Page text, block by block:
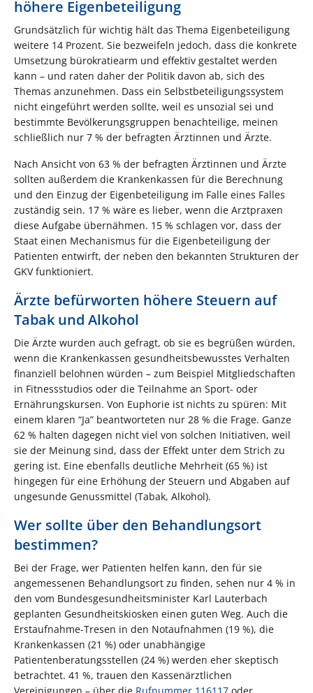
höhere Eigenbeteiligung
Grundsätzlich für wichtig hält das Thema Eigenbeteiligung
weitere 14 Prozent. Sie bezweifeln jedoch, dass die konkrete
Umsetzung bürokratiearm und effektiv gestaltet werden
kann – und raten daher der Politik davon ab, sich des
Themas anzunehmen. Dass ein Selbstbeteiligungssystem
nicht eingeführt werden sollte, weil es unsozial sei und
bestimmte Bevölkerungsgruppen benachteilige, meinen
schließlich nur 7 % der befragten Ärztinnen und Ärzte.
Nach Ansicht von 63 % der befragten Ärztinnen und Ärzte
sollten außerdem die Krankenkassen für die Berechnung
und den Einzug der Eigenbeteiligung im Falle eines Falles
zuständig sein. 17 % wäre es lieber, wenn die Arztpraxen
diese Aufgabe übernähmen. 15 % schlagen vor, dass der
Staat einen Mechanismus für die Eigenbeteiligung der
Patienten entwirft, der neben den bekannten Strukturen der
GKV funktioniert.
Ärzte befürworten höhere Steuern auf
Tabak und Alkohol
Die Ärzte wurden auch gefragt, ob sie es begrüßen würden,
wenn die Krankenkassen gesundheitsbewusstes Verhalten
finanziell belohnen würden – zum Beispiel Mitgliedschaften
in Fitnessstudios oder die Teilnahme an Sport- oder
Ernährungskursen. Von Euphorie ist nichts zu spüren: Mit
einem klaren “Ja” beantworteten nur 28 % die Frage. Ganze
62 % halten dagegen nicht viel von solchen Initiativen, weil
sie der Meinung sind, dass der Effekt unter dem Strich zu
gering ist. Eine ebenfalls deutliche Mehrheit (65 %) ist
hingegen für eine Erhöhung der Steuern und Abgaben auf
ungesunde Genussmittel (Tabak, Alkohol).
Wer sollte über den Behandlungsort
bestimmen?
Bei der Frage, wer Patienten helfen kann, den für sie
angemessenen Behandlungsort zu finden, sehen nur 4 % in
den vom Bundesgesundheitsminister Karl Lauterbach
geplanten Gesundheitskiosken einen guten Weg. Auch die
Erstaufnahme-Tresen in den Notaufnahmen (19 %), die
Krankenkassen (21 %) oder unabhängige
Patientenberatungsstellen (24 %) werden eher skeptisch
betrachtet. 41 %, trauen den Kassenärztlichen
Vereinigungen – über die Rufnummer 116117 oder